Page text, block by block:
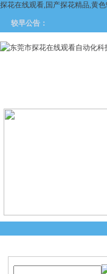
探花在线观看,国产探花精品,黄
较早公告：